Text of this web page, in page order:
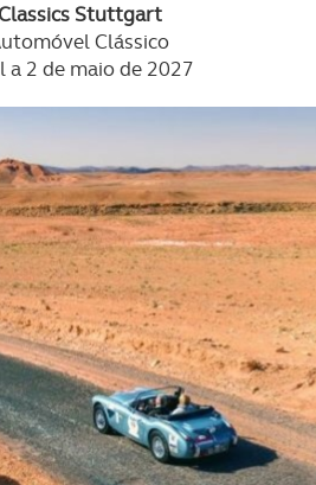
Stuttgart
Clássico
a 2 de maio de 2027